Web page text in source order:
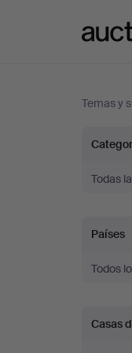
Temas y
Art
Todas
Países
Todos
Casas